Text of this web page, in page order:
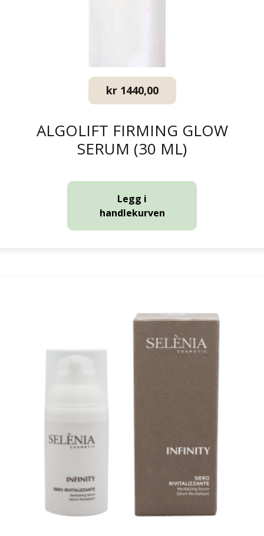
kr1440,00
ALGOLIFT FIRMING GLOW
SERUM (30 ML)
Legg i
handlekurven